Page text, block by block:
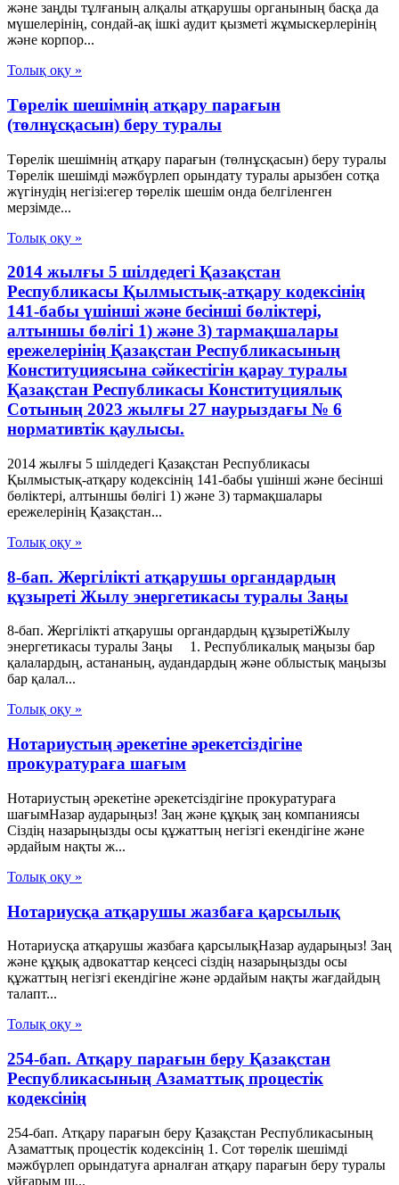
және заңды тұлғаның алқалы атқарушы органының басқа да
мүшелерінің, сондай-ақ ішкі аудит қызметі жұмыскерлерінің
және корпор...
Толық оқу »
Төрелік шешімнің атқару парағын
(төлнұсқасын) беру туралы
Төрелік шешімнің атқару парағын (төлнұсқасын) беру туралы
Төрелік шешімді мәжбүрлеп орындату туралы арызбен сотқа
жүгінудің негізі:егер төрелік шешiм онда белгiленген
мерзiмде...
Толық оқу »
2014 жылғы 5 шілдедегі Қазақстан
Республикасы Қылмыстық-атқару кодексінің
141-бабы үшінші және бесінші бөліктері,
алтыншы бөлігі 1) және 3) тармақшалары
ережелерінің Қазақстан Республикасының
Конституциясына сәйкестігін қарау туралы
Қазақстан Республикасы Конституциялық
Сотының 2023 жылғы 27 наурыздағы № 6
нормативтік қаулысы.
2014 жылғы 5 шілдедегі Қазақстан Республикасы
Қылмыстық-атқару кодексінің 141-бабы үшінші және бесінші
бөліктері, алтыншы бөлігі 1) және 3) тармақшалары
ережелерінің Қазақстан...
Толық оқу »
8-бап. Жергілікті атқарушы органдардың
құзыреті Жылу энергетикасы туралы Заңы
8-бап. Жергілікті атқарушы органдардың құзыретіЖылу
энергетикасы туралы Заңы 1. Республикалық маңызы бар
қалалардың, астананың, аудандардың және облыстық маңызы
бар қалал...
Толық оқу »
Нотариустың әрекетіне әрекетсіздігіне
прокуратураға шағым
Нотариустың әрекетіне әрекетсіздігіне прокуратураға
шағымНазар аударыңыз! Заң және құқық заң компаниясы
Сіздің назарыңызды осы құжаттың негізгі екендігіне және
әрдайым нақты ж...
Толық оқу »
Нотариусқа атқарушы жазбаға қарсылық
Нотариусқа атқарушы жазбаға қарсылықНазар аударыңыз! Заң
және құқық адвокаттар кеңсесі сіздің назарыңызды осы
құжаттың негізгі екендігіне және әрдайым нақты жағдайдың
талапт...
Толық оқу »
254-бап. Атқару парағын беру Қазақстан
Республикасының Азаматтық процестік
кодексінің
254-бап. Атқару парағын беру Қазақстан Республикасының
Азаматтық процестік кодексінің 1. Сот төрелік шешімді
мәжбүрлеп орындатуға арналған атқару парағын беру туралы
ұйғарым ш...